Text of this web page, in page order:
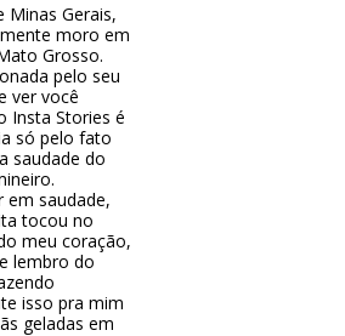
Minas Gerais,
moro em
Grosso.
pelo seu
ver você
Insta Stories é
só pelo fato
saudade do
em saudade,
tocou no
meu coração,
lembro do
isso pra mim
geladas em